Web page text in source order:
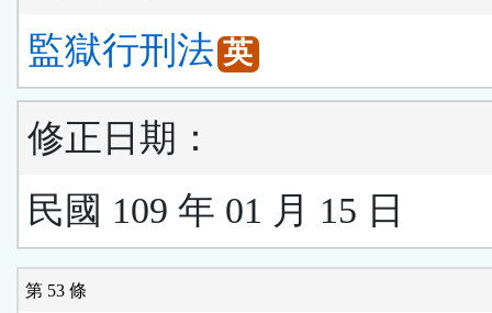
監獄行刑法 英
修正日期：
民國 109 年 01 月 15 日
第 53 條